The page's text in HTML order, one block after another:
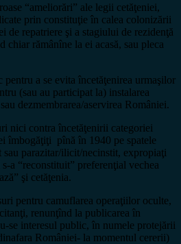
“ameliorări” ale legii cetăţeniei,
prin constituţie în calea colonizării
de repatriere şi a stagiului de rezidenţă
rămânîne la ei acasă, sau pleca
pentru a se evita încetăţenirea urmaşilor
(sau au participat la) instalarea
dezmembrarea/aservirea României.
nici contra încetăţenirii categoriei
îmbogăţiţi pînă în 1940 pe spatele
parazitar/ilicit/necinstit, expropiaţi
a “reconstituit” preferenţial vechea
şi cetăţenia.
pentru camuflarea operaţiilor oculte,
renunţînd la publicarea în
se interesul public, în numele protejării
României- la momentul cererii)